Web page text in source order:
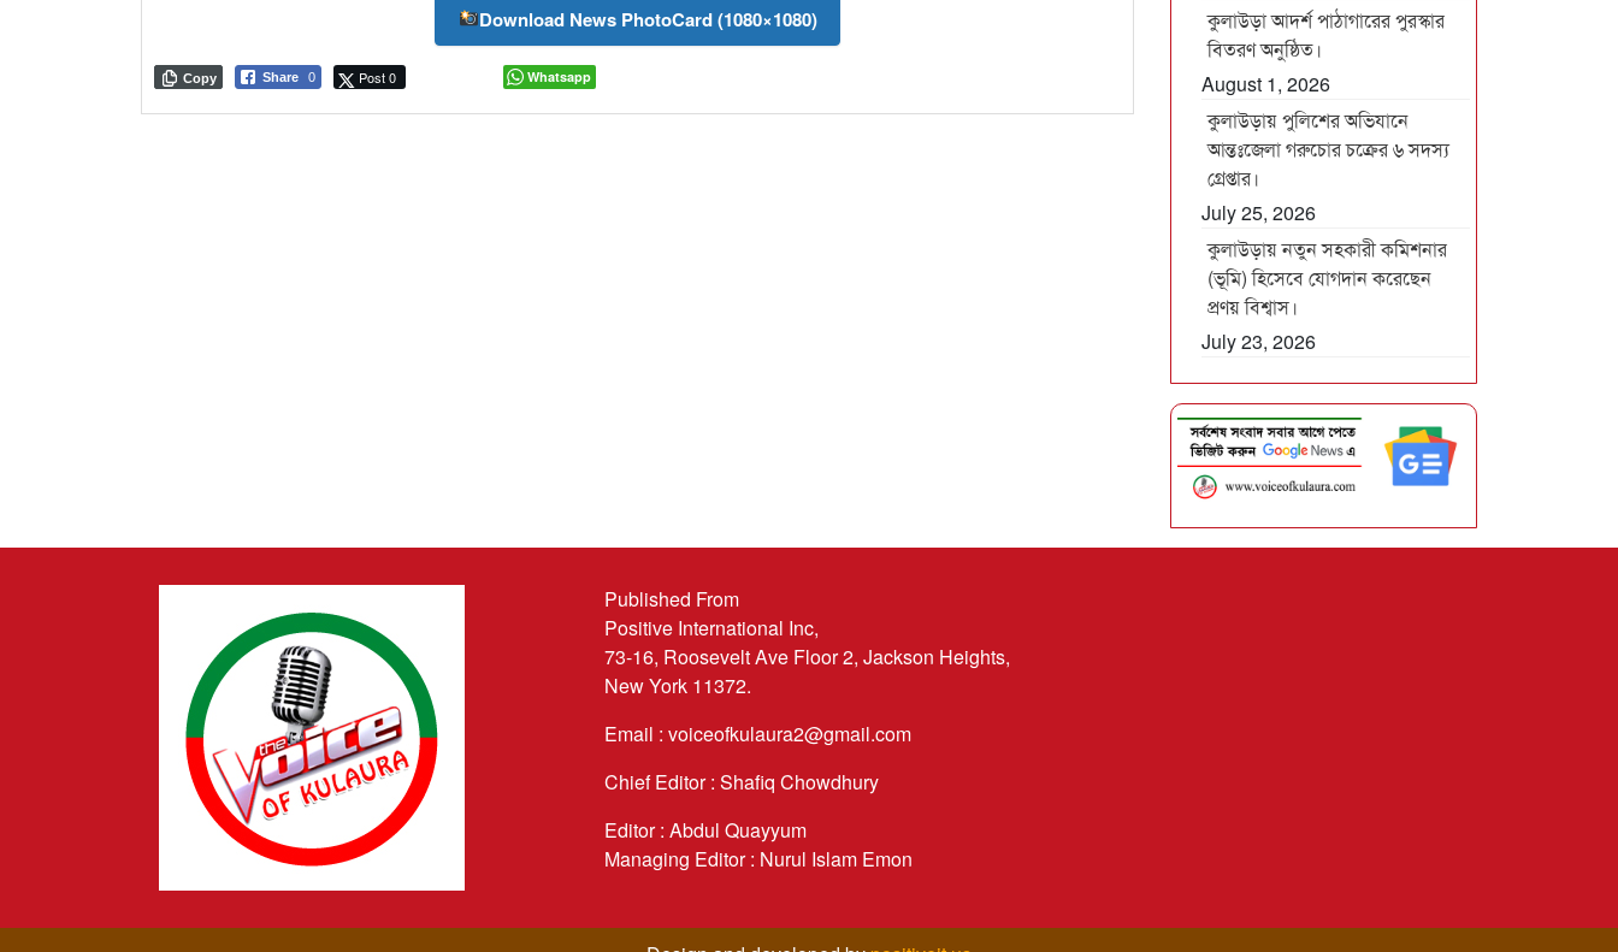
Download News PhotoCard (1080×1080)
Share 0 Post 0
Copy Whatsapp
কুলাউড়া আদর্শ পাঠাগারের পুরস্কার
বিতরণ অনুষ্ঠিত।
August 1, 2026
কুলাউড়ায় পুলিশের অভিযানে
আন্তঃজেলা গরুচোর চক্রের ৬ সদস্য
গ্রেপ্তার।
July 25, 2026
কুলাউড়ায় নতুন সহকারী কমিশনার
(ভূমি) হিসেবে যোগদান করেছেন
প্রণয় বিশ্বাস।
July 23, 2026
Published From
Positive International Inc,
73-16, Roosevelt Ave Floor 2, Jackson Heights,
New York 11372.
Email : voiceofkulaura2@gmail.com
Chief Editor : Shafiq Chowdhury
Editor : Abdul Quayyum
Managing Editor : Nurul Islam Emon